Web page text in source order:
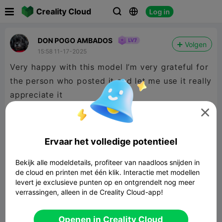
Creality Cloud   Log in
DON POGO AMBADOS
15:58 11-17-2025
Volgen
Very happy with this model I’m very grateful for
the person who posted it and let me use it really
appreciate it

Ervaar het volledige potentieel
Bekijk alle modeldetails, profiteer van naadloos snijden in
de cloud en printen met één klik. Interactie met modellen
levert je exclusieve punten op en ontgrendelt nog meer
verrassingen, alleen in de Creality Cloud-app!
Openen in Creality Cloud